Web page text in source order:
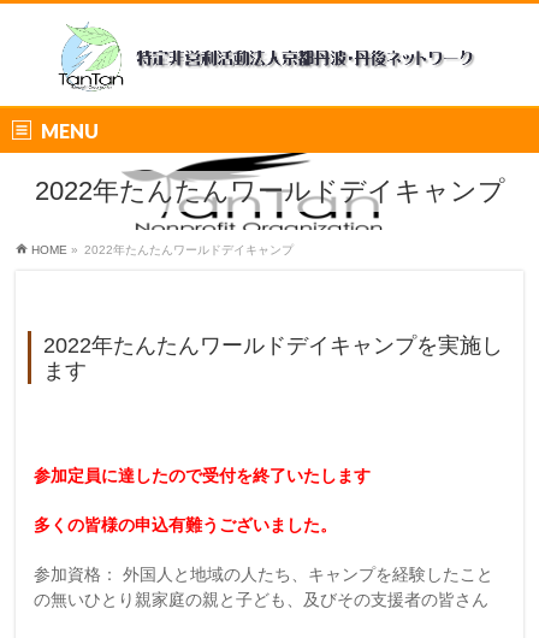
MENU
2022年たんたんワールドデイキャンプ
HOME » 2022年たんたんワールドデイキャンプ
2022年たんたんワールドデイキャンプを実施し
ます
参加定員に達したので受付を終了いたします
多くの皆様の申込有難うございました。
参加資格： 外国人と地域の人たち、キャンプを経験したこと
の無いひとり親家庭の親と子ども、及びその支援者の皆さん